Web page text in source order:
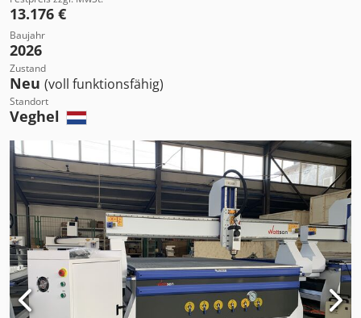
13.176 €
Baujahr
2026
Zustand
Neu (voll funktionsfähig)
Standort
Veghel